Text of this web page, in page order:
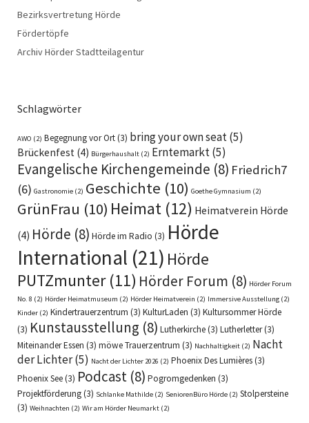
Bezirksvertretung Hörde
Fördertöpfe
Archiv Hörder Stadtteilagentur
Schlagwörter
AWO (2) Begegnung vor Ort(3) bring your own seat(5)
Brückenfest (4) Bürgerhaushalt (2) Erntemarkt(5)
Evangelische Kirchengemeinde (8) Friedrich7
(6) Gastronomie (2) Geschichte (10) Goethe Gymnasium (2)
GrünFrau (10) Heimat (12) Heimatverein Hörde
(4) Hörde (8) Hörde im Radio (3) Hörde
International (21) Hörde
PUTZmunter(11) Hörder Forum (8) Hörder Forum
No. 8 (2) Hörder Heimatmuseum (2) Hörder Heimatverein (2) Immersive Ausstellung (2)
Kinder (2) Kindertrauerzentrum (3) KulturLaden (3) Kultursommer Hörde
(3) Kunstausstellung (8) Lutherkirche(3) Lutherletter(3)
Miteinander Essen (3) möwe Trauerzentrum (3) Nachhaltigkeit (2) Nacht
der Lichter(5) Nacht der Lichter 2026 (2) Phoenix Des Lumières(3)
Phoenix See(3) Podcast (8) Pogromgedenken (3)
Projektförderung(3) Schlanke Mathilde (2) SeniorenBüro Hörde (2) Stolpersteine
(3) Weihnachten (2) Wir am Hörder Neumarkt (2)